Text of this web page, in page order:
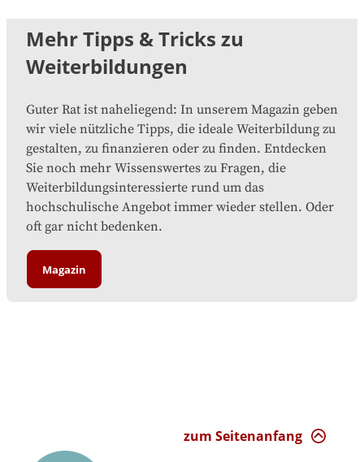
Mehr Tipps & Tricks zu
Weiterbildungen
Guter Rat ist naheliegend: In unserem Magazin geben
wir viele nützliche Tipps, die ideale Weiterbildung zu
gestalten, zu finanzieren oder zu finden. Entdecken
Sie noch mehr Wissenswertes zu Fragen, die
Weiterbildungsinteressierte rund um das
hochschulische Angebot immer wieder stellen. Oder
oft gar nicht bedenken.
Magazin
zum Seitenanfang